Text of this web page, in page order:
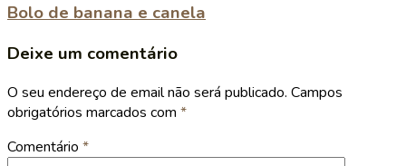
Bolo de banana e canela
Deixe um comentário
O seu endereço de email não será publicado. Campos
obrigatórios marcados com *
Comentário *